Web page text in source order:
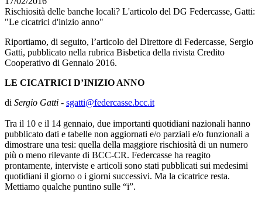
Rischiosità delle banche locali? L'articolo del DG Federcasse, Gatti:
"Le cicatrici d'inizio anno"
Riportiamo, di seguito, l’articolo del Direttore di Federcasse, Sergio
Gatti, pubblicato nella rubrica Bisbetica della rivista Credito
Cooperativo di Gennaio 2016.
LE CICATRICI D’INIZIO ANNO
di Sergio Gatti - sgatti@federcasse.bcc.it
Tra il 10 e il 14 gennaio, due importanti quotidiani nazionali hanno
pubblicato dati e tabelle non aggiornati e/o parziali e/o funzionali a
dimostrare una tesi: quella della maggiore rischiosità di un numero
più o meno rilevante di BCC-CR. Federcasse ha reagito
prontamente, interviste e articoli sono stati pubblicati sui medesimi
quotidiani il giorno o i giorni successivi. Ma la cicatrice resta.
Mettiamo qualche puntino sulle “i”.